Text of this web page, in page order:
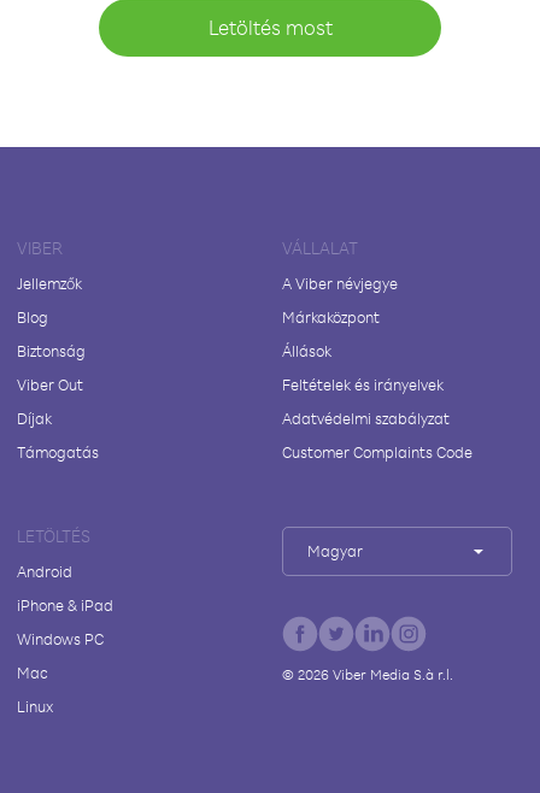
Letöltés most
VIBER
Jellemzők
Blog
Biztonság
Viber Out
Díjak
Támogatás
VÁLLALAT
A Viber névjegye
Márkaközpont
Állások
Feltételek és irányelvek
Adatvédelmi szabályzat
Customer Complaints Code
LETÖLTÉS
Android
iPhone & iPad
Windows PC
Mac
Linux
Magyar
© 2026Viber Media S.à r.l.